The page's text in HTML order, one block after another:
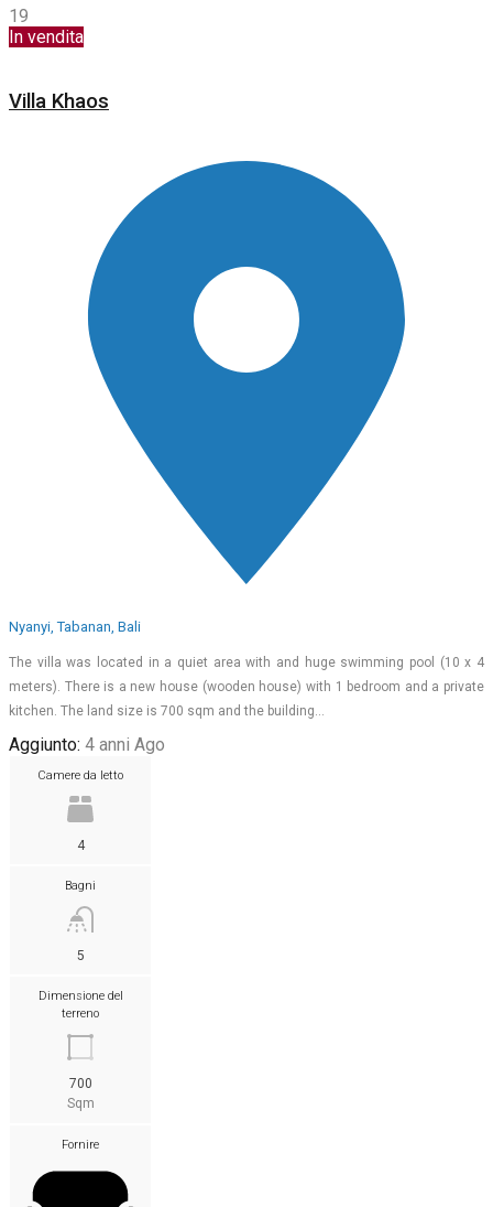
19
In vendita
Villa Khaos
Nyanyi, Tabanan, Bali
The villa was located in a quiet area with and huge swimming pool (10 x 4
meters). There is a new house (wooden house) with 1 bedroom and a private
kitchen. The land size is 700 sqm and the building…
Aggiunto: 4 anni Ago
Camere da letto
4
Bagni
5
Dimensione del
terreno
700
Sqm
Fornire